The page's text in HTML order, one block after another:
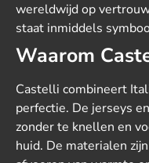
wereldwijd op
staat inmiddels
Waarom
Castelli combineert
perfectie. De jerseys
zonder te knellen en
huid. De materialen